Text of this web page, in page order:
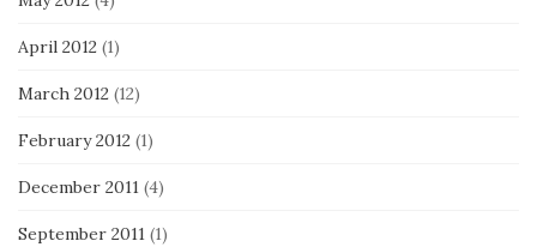
April 2012 (1)
March 2012 (12)
February 2012 (1)
December 2011 (4)
September 2011 (1)